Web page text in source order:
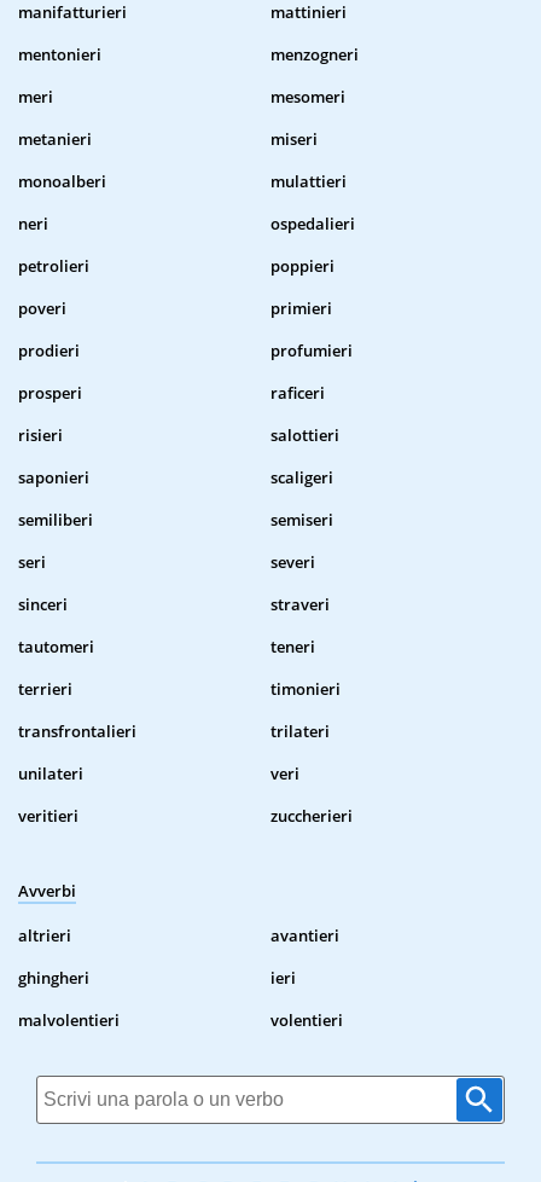
manifatturieri
mattinieri
mentonieri
menzogneri
meri
mesomeri
metanieri
miseri
monoalberi
mulattieri
neri
ospedalieri
petrolieri
poppieri
poveri
primieri
prodieri
profumieri
prosperi
raficeri
risieri
salottieri
saponieri
scaligeri
semiliberi
semiseri
seri
severi
sinceri
straveri
tautomeri
teneri
terrieri
timonieri
transfrontalieri
trilateri
unilateri
veri
veritieri
zuccherieri
Avverbi
altrieri
avantieri
ghingheri
ieri
malvolentieri
volentieri